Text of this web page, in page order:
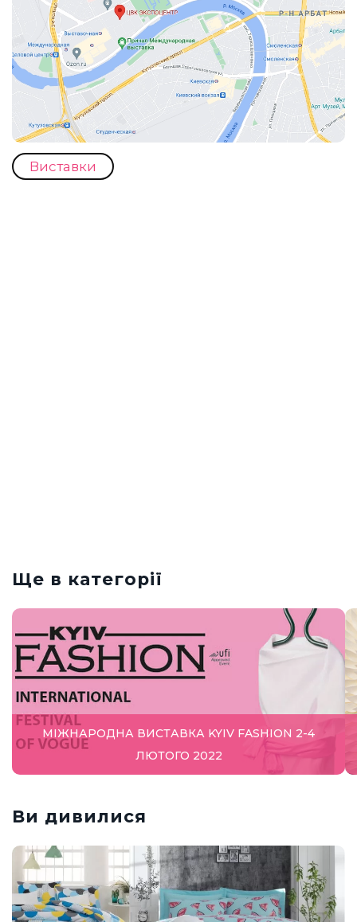
Виставки
Ще в категорії
МІЖНАРОДНА ВИСТАВКА KYIV FASHION 2-4
ЛЮТОГО 2022
Ви дивилися